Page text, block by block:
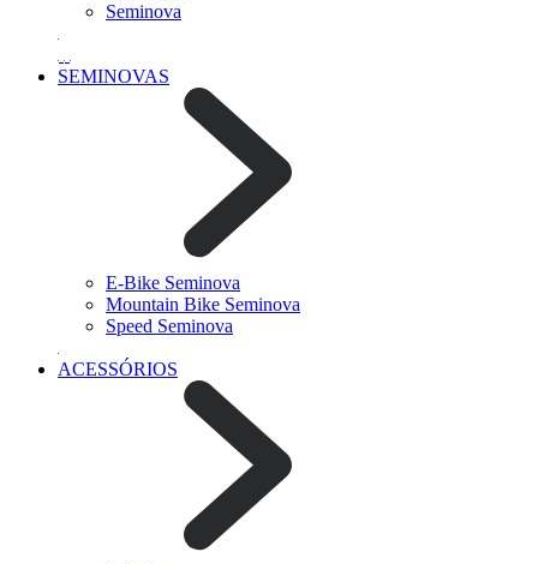
Seminova
SEMINOVAS
E-Bike Seminova
Mountain Bike Seminova
Speed Seminova
ACESSÓRIOS